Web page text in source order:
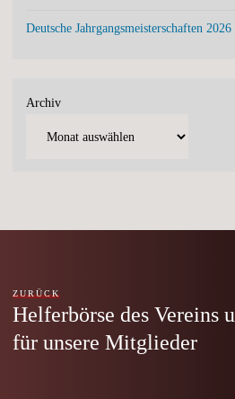
Deutsche Jahrgangsmeisterschaften 2026
Archiv
ZURÜCK
Helferbörse des Vereins
für unsere Mitglieder